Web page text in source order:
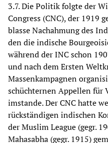
3.7. Die Politik folgte der
Congress (CNC), der 1919
blasse Nachahmung des
den die indische
während der INC schon
und nach dem Ersten
Massenkampagnen
schüchternen Appellen für
imstande. Der CNC hatte
rückständigen indischen
der Muslim League (gegr.
Mahasabha (gegr. 1915)